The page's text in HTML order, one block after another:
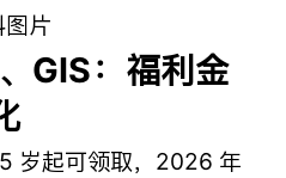
片
GIS：福利金
岁起可领取，2026 年